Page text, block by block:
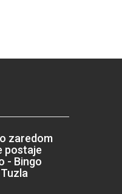
zaredom
postaje
- Bingo